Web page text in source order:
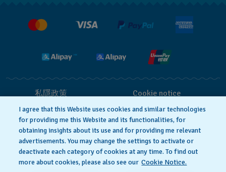
私隱政策 Cookie notice
使用條款
瑞士製造
I agree that this Website uses cookies and similar technologies
for providing me this Website and its functionalities, for
obtaining insights about its use and for providing me relevant
advertisements. You may change the settings to activate or
deactivate each category of cookies at any time. To find out
more about cookies, please also see our Cookie Notice.